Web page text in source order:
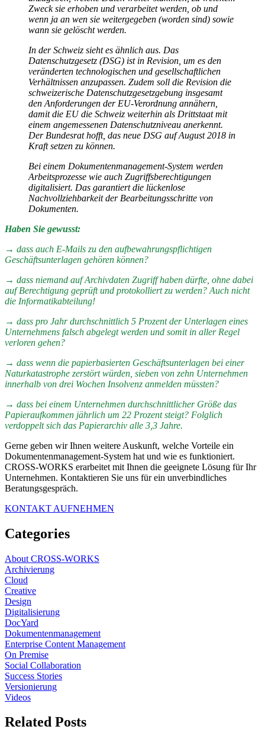
Zweck sie erhoben und verarbeitet werden, ob und
wenn ja an wen sie weitergegeben (worden sind) sowie
wann sie gelöscht werden.
In der Schweiz sieht es ähnlich aus. Das
Datenschutzgesetz (DSG) ist in Revision, um es den
veränderten technologischen und gesellschaftlichen
Verhältnissen anzupassen. Zudem soll die Revision die
schweizerische Datenschutzgesetzgebung insgesamt
den Anforderungen der EU-Verordnung annähern,
damit die EU die Schweiz weiterhin als Drittstaat mit
einem angemessenen Datenschutzniveau anerkennt.
Der Bundesrat hofft, das neue DSG auf August 2018 in
Kraft setzen zu können.
Bei einem Dokumentenmanagement-System werden
Arbeitsprozesse wie auch Zugriffsberechtigungen
digitalisiert. Das garantiert die lückenlose
Nachvollziehbarkeit der Bearbeitungsschritte von
Dokumenten.
Haben Sie gewusst:
→ dass auch E-Mails zu den aufbewahrungspflichtigen
Geschäftsunterlagen gehören können?
→ dass niemand auf Archivdaten Zugriff haben dürfte, ohne dabei
auf Berechtigung geprüft und protokolliert zu werden? Auch nicht
die Informatikabteilung!
→ dass pro Jahr durchschnittlich 5 Prozent der Unterlagen eines
Unternehmens falsch abgelegt werden und somit in aller Regel
verloren gehen?
→ dass wenn die papierbasierten Geschäftsunterlagen bei einer
Naturkatastrophe zerstört würden, sieben von zehn Unternehmen
innerhalb von drei Wochen Insolvenz anmelden müssten?
→ dass bei einem Unternehmen durchschnittlicher Größe das
Papieraufkommen jährlich um 22 Prozent steigt? Folglich
verdoppelt sich das Papierarchiv alle 3,3 Jahre.
Gerne geben wir Ihnen weitere Auskunft, welche Vorteile ein
Dokumentenmanagement-System hat und wie es funktioniert.
CROSS-WORKS erarbeitet mit Ihnen die geeignete Lösung für Ihr
Unternehmen. Kontaktieren Sie uns für ein unverbindliches
Beratungsgespräch.
KONTAKT AUFNEHMEN
Categories
About CROSS-WORKS
Archivierung
Cloud
Creative
Design
Digitalisierung
DocYard
Dokumentenmanagement
Enterprise Content Management
On Premise
Social Collaboration
Success Stories
Versionierung
Videos
Related Posts